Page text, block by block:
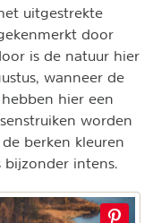
uitgestrekte
door
is de natuur hier
wanneer de
hier een
worden
berken kleuren
intens.